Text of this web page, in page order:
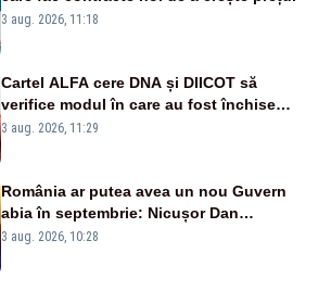
3 aug. 2026, 11:18
Cartel ALFA cere DNA și DIICOT să
verifice modul în care au fost închise
centralele pe cărbune
3 aug. 2026, 11:29
România ar putea avea un nou Guvern
abia în septembrie: Nicușor Dan
pregătește noi consultări cu partidele
3 aug. 2026, 10:28